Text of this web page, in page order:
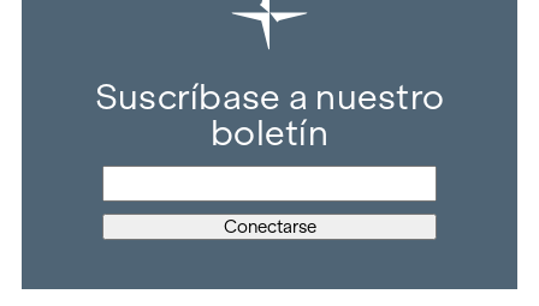
Suscríbase a nuestro
boletín